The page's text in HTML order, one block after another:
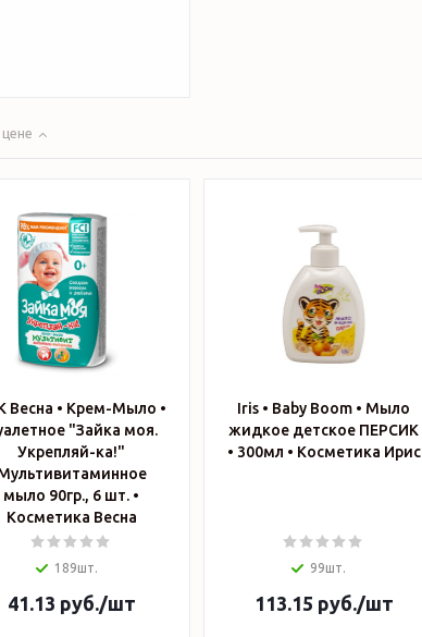
Весна • Крем-Мыло •
"Зайка моя.
Укрепляй-ка!"
мыло 90гр., 6 шт. •
Косметика Весна
189шт.
41.13 руб./шт
Iris • Baby Boom • Мыло
жидкое детское ПЕРСИК
• 300мл • Косметика Ирис
99шт.
113.15 руб./шт